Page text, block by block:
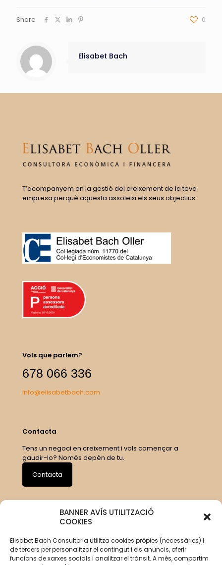
BANNER AVÍS UTILITZACIÓ
COOKIES
Elisabet Bach Consultoria utilitza cookies pròpies (necessàries) i
de tercers per personalitzar el contingut i els anuncis, oferir
funcions de xarxes socials i analitzar el trànsit. A més, compartim
Share 0
Elisabet Bach
T’acompanyem en la gestió del creixement de la teva
empresa perquè aquesta assoleixi els seus objectius.
Vols que parlem?
678 066 336
info@elisabetbach.com
Contacta
Tens un negoci en creixement i vols començar a
gaudir-lo? Només depèn de tu.
Contacta